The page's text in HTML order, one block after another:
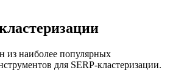
из наиболее популярных
для SERP-кластеризации.